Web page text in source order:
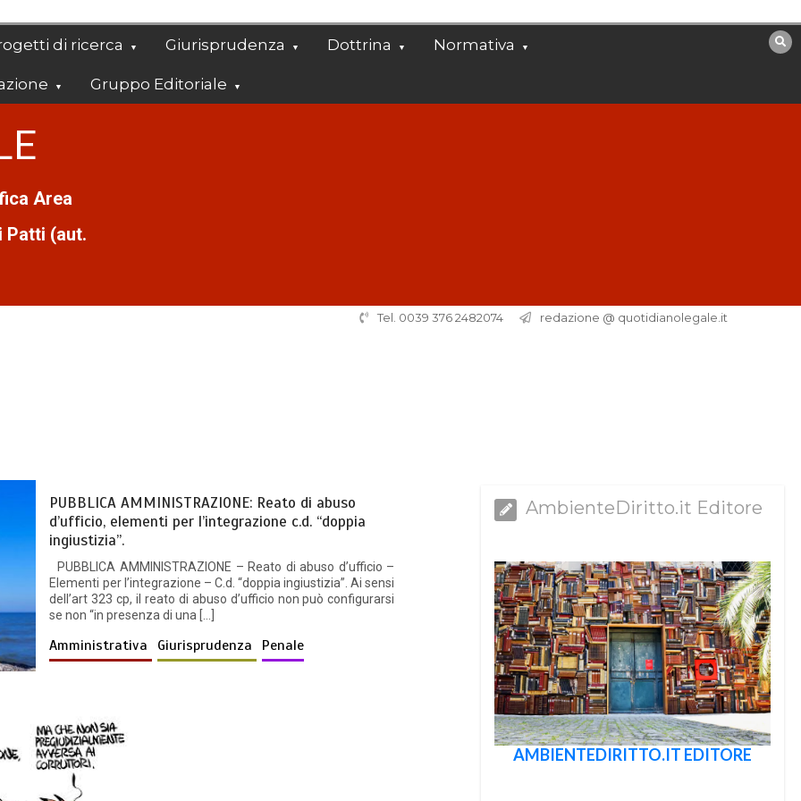
di ricerca Giurisprudenza Dottrina Normativa
Gruppo Editoriale
Area
Patti (aut.
Tel. 0039 376 2482074 redazione @ quotidianolegale.it
PUBBLICA AMMINISTRAZIONE: Reato di abuso
d’ufficio, elementi per l’integrazione c.d. “doppia
ingiustizia”.
PUBBLICA AMMINISTRAZIONE – Reato di abuso d’ufficio –
Elementi per l’integrazione – C.d. “doppia ingiustizia”. Ai sensi
dell’art 323 cp, il reato di abuso d’ufficio non può configurarsi
se non “in presenza di una […]
Amministrativa Giurisprudenza Penale
AmbienteDiritto.it Editore
AMBIENTEDIRITTO.IT EDITORE